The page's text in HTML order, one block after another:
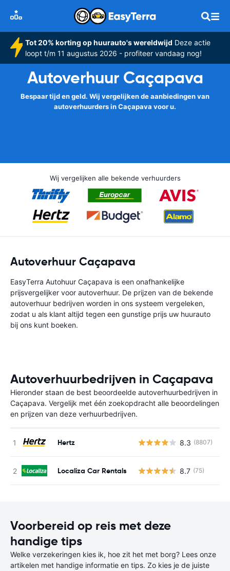
Tot 20% korting op huurauto's wereldwijd Deze actie
loopt t/m 11 augustus 2026 - profiteer vandaag nog!
Autoverhuur Caçapava
Bespaar tijd en geld. Wij vergelijken de aanbiedingen van
autoverhuurders in Caçapava voor u.
Wij vergelijken alle bekende verhuurders
Autoverhuur Caçapava
EasyTerra Autohuur Caçapava is een onafhankelijke
prijsvergelijker voor autoverhuur. De prijzen van de bekende
autoverhuur bedrijven worden in ons systeem vergeleken,
zodat u als klant altijd tegen een gunstige prijs uw huurauto
bij ons kunt boeken.
Autoverhuurbedrijven in Caçapava
Hieronder staan de best beoordeelde autoverhuurbedrijven in
Caçapava. Vergelijk met één zoekopdracht alle beoordelingen
en prijzen van deze verhuurbedrijven.
Hertz 8.3 (8807)
Localiza Car Rentals 8.7 (75)
Voorbereid op reis met deze
handige tips
Welke verzekeringen kies ik, hoe zit het met borg? Lees onze
artikelen met handige informatie en tips. Zo kies je de juiste